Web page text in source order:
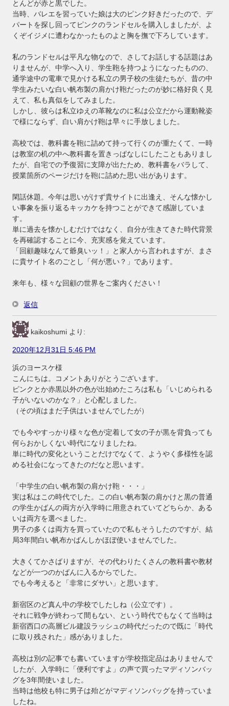
とんどが赤と黒でした。
当時、バレエを習っていた娘は大のピンク好きだったので、デ
パートを探し回ってピンクのランドセルを購入しましたが、よ
くぞイジメに遭わなかったものよと胸を撫で下ろしています。
私のランドセルは平凡な物なので、さしてお話しする話題はあ
りませんが、中学へ入り、学生鞄を持つようになったものの、
通学途中の電車で見かける私立の男子校の生徒たちが、昔の中
学生みたいな白い帆布製の肩かけ鞄だったのが妙に格好良く見
えて、私も真似をしてみました。
しかし、彼らは私立ゆえの革靴なのに私は公立だから運動靴姿
で様にならず、白い肩かけ鞄は早々に手放しました。
高校では、教科書を鞄に詰めて持って行くのが重たくて、一時
は教室の机の中へ教科書を置きっぱなしにしたこともありまし
たが、自宅での予復習に支障が出たため、教科書をバラして、
授業箇所のページだけを鞄に詰めた思い出があります。
閑話休題。今年は思いがけず貴サイトに出逢え、そんな懐かし
い事象を振り返るキッカケを持つことができて感謝していま
す。
単に過去を懐かしむだけではなく、自分が生きてきた時代背景
を再確認することに今、充実感を覚えています。
「回顧趣味なんて爺臭いッ！」と家人から言われますが、まさ
に貴サイト名のごとし「何が悪い？」であります。
来年も、様々な回顧の世界をご案内ください！
返信
kaikoshumi より:
2020年12月31日 5:46 PM
浜のヨースケ様
こんにちは。コメントありがとうございます。
ピンクとか赤黒以外の色が出始めたころは私も「いじめられる
子がいないのかな？」と心配しました。
（その頃はまだ子供はいませんでしたが）
でも今やすっかり様々な色が定着して女の子が黒を背負っても
何らおかしくない時代になりましたね。
単に時代の変化ということだけでなくて、ようやく多様性を認
める社会になってきたのだなと思います。
「中学生の白い帆布製の肩かけ鞄・・・」
実は私はこの時代でした。この白い帆布製の肩かけと黒の普通
の学生かばんの両方が入学時に用意されていてどちらか、ある
いは両方を選べました。
男子の多くは両方を買っていたので私もそうしたのですが、結
局3年間白い帆布かばんしかほぼ使いませんでした。
大きくてかさばりますが、その代わりたくさんの教科書や教材
などが一つのかばんに入るからでした。
でも今考えると「非常にダサい」と思います。
新宿区のど真ん中の学校でしたしね（公立です）。
それに戦争が終わって間もない、という時代でもなくて当時は
新宿西口の高層ビル建設ラッシュの時代だったので既に「時代
に取り残された」感がありました。
高校は別の記事でも書いていますが学校指定品はありませんで
したが、入学時に「便利ですよ」の声で買ったマディソンバッ
グを3年間使いました。
当時は他校も特に男子は殆どがマディソンバッグを持っていま
したね。